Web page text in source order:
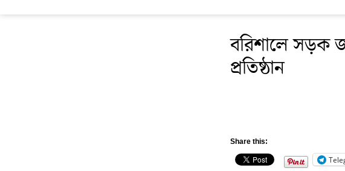
বরিশালে সড়ক
প্রতিষ্ঠান
Share this: